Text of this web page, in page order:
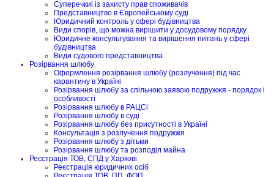
Суперечкиі із захисту прав споживачів
Представництво в Європейському суді
Юридичний контроль у сфері будівництва
Види спорів, що можна вирішити у досудовому порядку
Юридичне консультування та вирішення питань у сфері
будівництва
Види судового представництва
Розірвання шлюбу
Оформлення розірвання шлюбу (розлучення) під час
карантину в Україні
Розірвання шлюбу за спільною заявою подружжя - порядок і
особливості
Розірвання шлюбу в РАЦСі
Розірвання шлюбу в суді
Розірвання шлюбу без присутності в Україні
Консультація з розлучення подружжя
Розірвання шлюбу з дітьми
Розірвання шлюбу та розподіл майна
Реєстрація ТОВ, СПД у Харкові
Реєстрація юридичних осіб